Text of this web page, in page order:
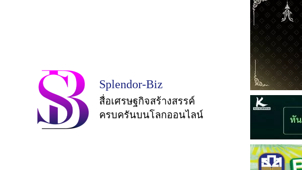
Splendor-Biz
สื่อเศรษฐกิจสร้างสรรค์
ครบครันบนโลกออนไลน์